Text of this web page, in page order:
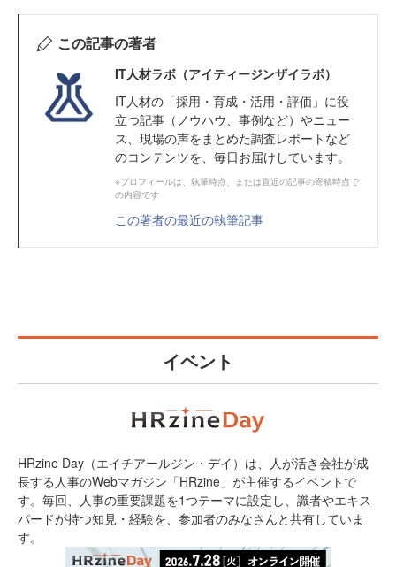
この記事の著者
IT人材ラボ（アイティージンザイラボ）
IT⼈材の「採⽤・育成・活⽤・評価」に役
⽴つ記事（ノウハウ、事例など）やニュー
ス、現場の声をまとめた調査レポートなど
のコンテンツを、毎日お届けしています。
※プロフィールは、執筆時点、または直近の記事の寄稿時点で
の内容です
この著者の最近の執筆記事
イベント
HRzine Day（エイチアールジン・デイ）は、人が活き会社が成
長する人事のWebマガジン「HRzine」が主催するイベントで
す。毎回、人事の重要課題を1つテーマに設定し、識者やエキス
パードが持つ知見・経験を、参加者のみなさんと共有していま
す。